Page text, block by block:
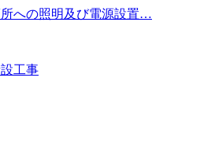
への照明及び電源設置…
工事